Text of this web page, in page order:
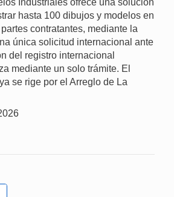
Industriales ofrece una solución
hasta 100 dibujos y modelos en
contratantes, mediante la
única solicitud internacional ante
del registro internacional
mediante un solo trámite. El
se rige por el Arreglo de La